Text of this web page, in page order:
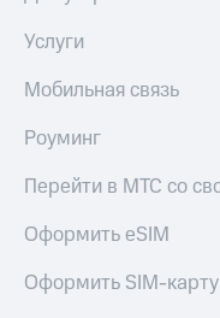
именных
Регистратор
Контакты
деловая этика
Услуги
Мобильная связь
Роуминг
Перейти в МТС со
Оформить eSIM
Оформить SIM-